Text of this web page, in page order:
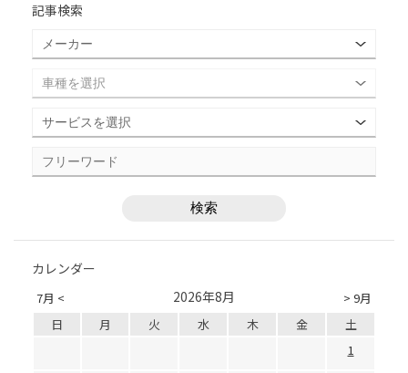
記事検索
カレンダー
7月 < > 9月
2026年8月
日 月 火 水 木 金
土
1